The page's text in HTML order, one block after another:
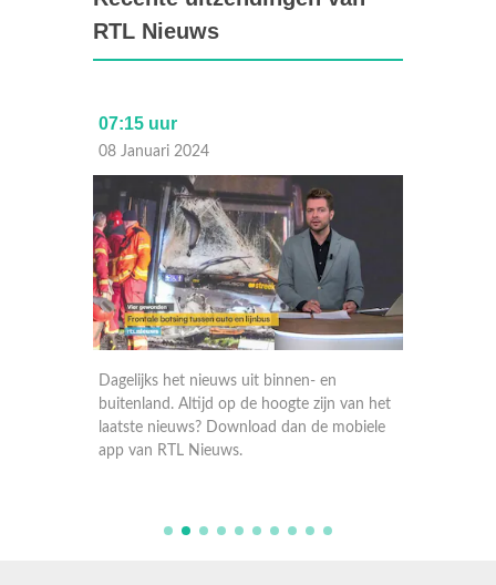
RTL Nieuws
07:15 uur
08 Januari 2024
Dagelijks het nieuws uit binnen- en
buitenland. Altijd op de hoogte zijn van het
laatste nieuws? Download dan de mobiele
app van RTL Nieuws.